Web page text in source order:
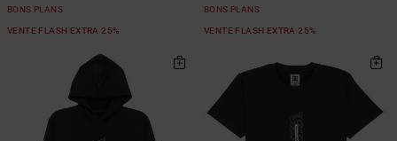
BONS PLANS
VENTE FLASH EXTRA 25%
BONS PLANS
VENTE FLASH EXTRA 25%